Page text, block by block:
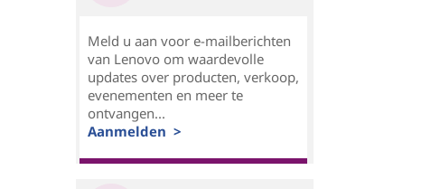
Meld u aan voor e-mailberichten
van Lenovo om waardevolle
updates over producten, verkoop,
evenementen en meer te
ontvangen...
Aanmelden >